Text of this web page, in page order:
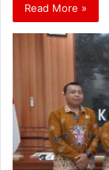
Read More »